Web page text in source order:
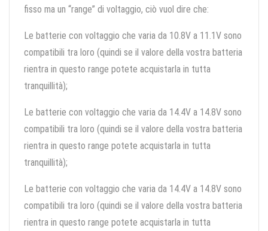
fisso ma un “range” di voltaggio, ciò vuol dire che:
Le batterie con voltaggio che varia da 10.8V a 11.1V sono
compatibili tra loro (quindi se il valore della vostra batteria
rientra in questo range potete acquistarla in tutta
tranquillità);
Le batterie con voltaggio che varia da 14.4V a 14.8V sono
compatibili tra loro (quindi se il valore della vostra batteria
rientra in questo range potete acquistarla in tutta
tranquillità);
Le batterie con voltaggio che varia da 14.4V a 14.8V sono
compatibili tra loro (quindi se il valore della vostra batteria
rientra in questo range potete acquistarla in tutta